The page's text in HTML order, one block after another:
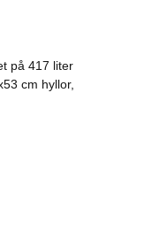
på 417 liter
cm hyllor,